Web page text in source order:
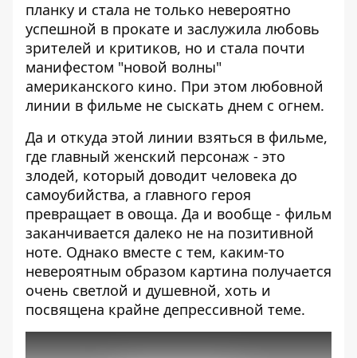
планку и стала не только невероятно
успешной в прокате и заслужила любовь
зрителей и критиков, но и стала почти
манифестом "новой волны"
американского кино. При этом любовной
линии в фильме не сыскать днем с огнем.
Да и откуда этой линии взяться в фильме,
где главный женский персонаж - это
злодей, который доводит человека до
самоубийства, а главного героя
превращает в овоща. Да и вообще - фильм
заканчивается далеко не на позитивной
ноте. Однако вместе с тем, каким-то
невероятным образом картина получается
очень светлой и душевной, хоть и
посвящена крайне депрессивной теме.